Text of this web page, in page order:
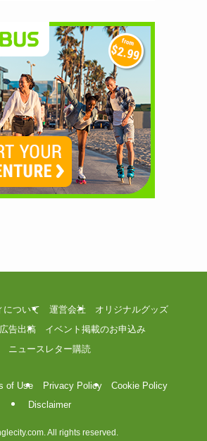
について 運営会社
オリジナルグッズ
広告出稿
イベント掲載のお申込み
ニュースレター購読
of Use Privacy Policy
Cookie Policy
Disclaimer
All rights reserved.